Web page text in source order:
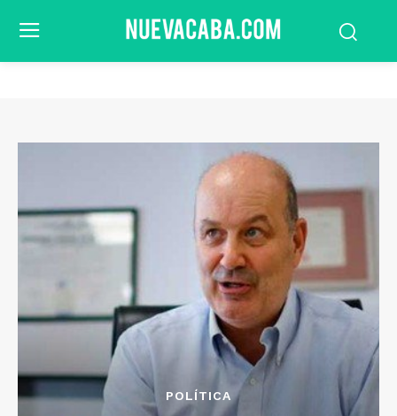
POLÍTICA